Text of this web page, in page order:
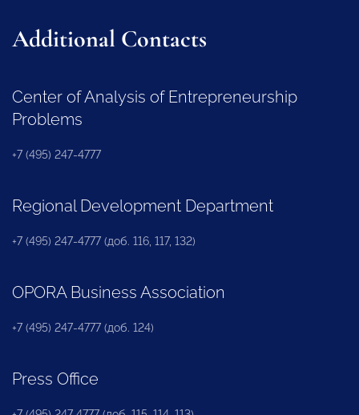
Additional Contacts
Center of Analysis of Entrepreneurship
Problems
+7 (495) 247-4777
Regional Development Department
+7 (495) 247-4777 (доб. 116, 117, 132)
OPORA Business Association
+7 (495) 247-4777 (доб. 124)
Press Office